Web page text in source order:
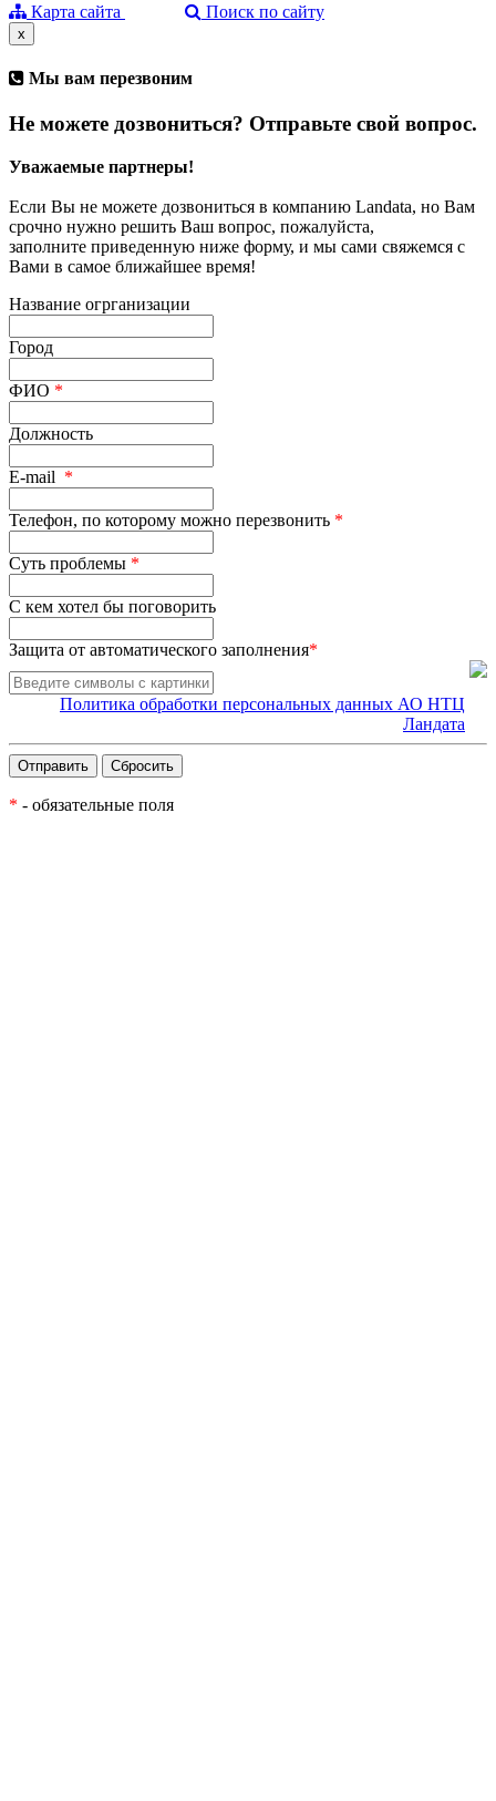
Карта сайта Поиск по сайту
x
Мы вам перезвоним
Не можете дозвониться? Отправьте свой вопрос.
Уважаемые партнеры!
Если Вы не можете дозвониться в компанию Landata, но Вам
срочно нужно решить Ваш вопрос, пожалуйста,
заполните приведенную ниже форму, и мы сами свяжемся с
Вами в самое ближайшее время!
Название огрганизации
Город
ФИО *
Должность
E-mail *
Телефон, по которому можно перезвонить *
Суть проблемы *
С кем хотел бы поговорить
Защита от автоматического заполнения*
Политика обработки персональных данных АО НТЦ
Ландата
* - обязательные поля